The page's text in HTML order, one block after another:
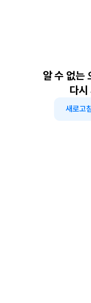
알 수 없는
다시
새로고